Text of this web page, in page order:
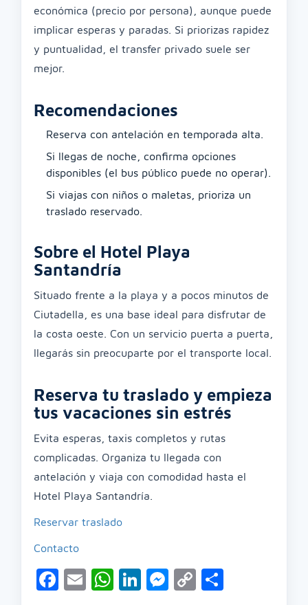
económica (precio por persona), aunque puede
implicar esperas y paradas. Si priorizas rapidez
y puntualidad, el transfer privado suele ser
mejor.
Recomendaciones
Reserva con antelación en temporada alta.
Si llegas de noche, confirma opciones
disponibles (el bus público puede no operar).
Si viajas con niños o maletas, prioriza un
traslado reservado.
Sobre el Hotel Playa
Santandría
Situado frente a la playa y a pocos minutos de
Ciutadella, es una base ideal para disfrutar de
la costa oeste. Con un servicio puerta a puerta,
llegarás sin preocuparte por el transporte local.
Reserva tu traslado y empieza
tus vacaciones sin estrés
Evita esperas, taxis completos y rutas
complicadas. Organiza tu llegada con
antelación y viaja con comodidad hasta el
Hotel Playa Santandría.
Reservar traslado
Contacto
Facebook
EmailWhatsApp
LinkedIn
Messenger
Copy